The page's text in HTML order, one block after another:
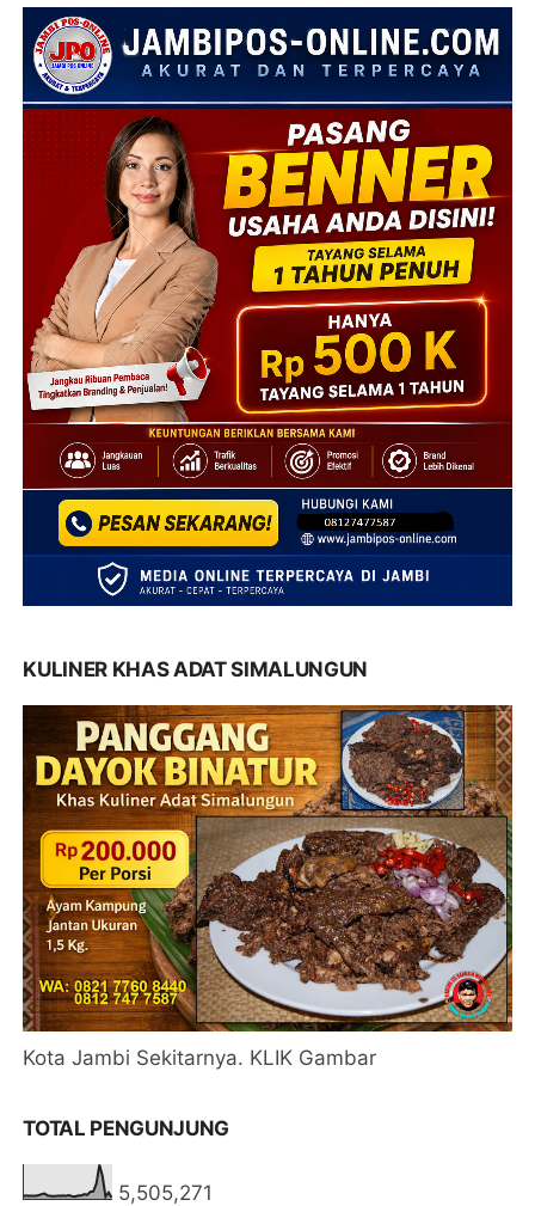
KULINER KHAS ADAT SIMALUNGUN
Kota Jambi Sekitarnya. KLIK Gambar
TOTAL PENGUNJUNG
5,505,271